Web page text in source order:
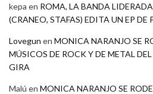
kepa en ROMA, LA BANDA
(CRANEO, STAFAS) EDITA UN EP DE
Lovegun en MONICA NARANJO SE
MÚSICOS DE ROCK Y DE METAL
GIRA
Malú en MONICA NARANJO SE